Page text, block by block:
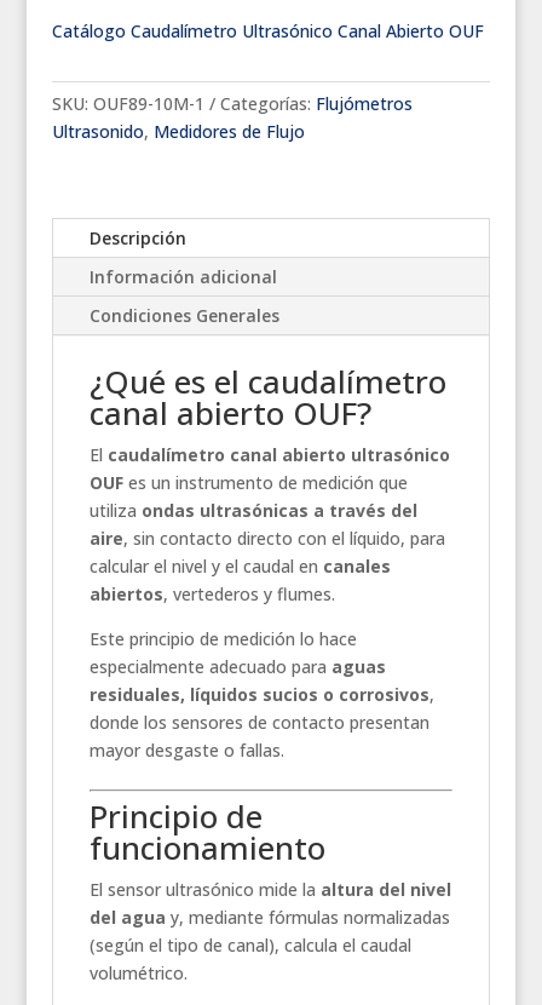
Catálogo Caudalímetro Ultrasónico Canal Abierto OUF
SKU: OUF89-10M-1 Categorías: Flujómetros
Ultrasonido, Medidores de Flujo
Descripción
Información adicional
Condiciones Generales
¿Qué es el caudalímetro
canal abierto OUF?
El caudalímetro canal abierto ultrasónico
OUFes un instrumento de medición que
utiliza ondas ultrasónicas a través del
aire, sin contacto directo con el líquido, para
calcular el nivel y el caudal en canales
abiertos, vertederos y flumes.
Este principio de medición lo hace
especialmente adecuado para aguas
residuales, líquidos sucios o corrosivos,
donde los sensores de contacto presentan
mayor desgaste o fallas.
Principio de
funcionamiento
El sensor ultrasónico mide la altura del nivel
del agua y, mediante fórmulas normalizadas
(según el tipo de canal), calcula el caudal
volumétrico.